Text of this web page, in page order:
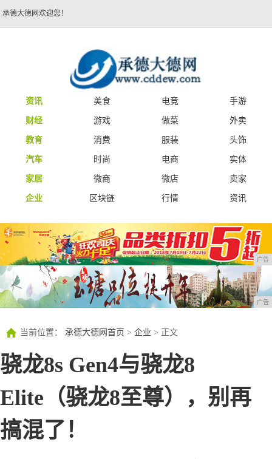
承德大德网欢迎您！
资讯 美食 电竞
手游
财经
游戏 做菜
外卖
教育
消费 服装
头饰
汽车
时尚 电商
实体
家居
微商 微店
卖家
企业
区块链 行情 资讯
广告
广告
当前位置： 承德大德网首页 > 企业 > 正文
骁龙8s Gen4与骁龙8
Elite（骁龙8至尊），别再
搞混了！